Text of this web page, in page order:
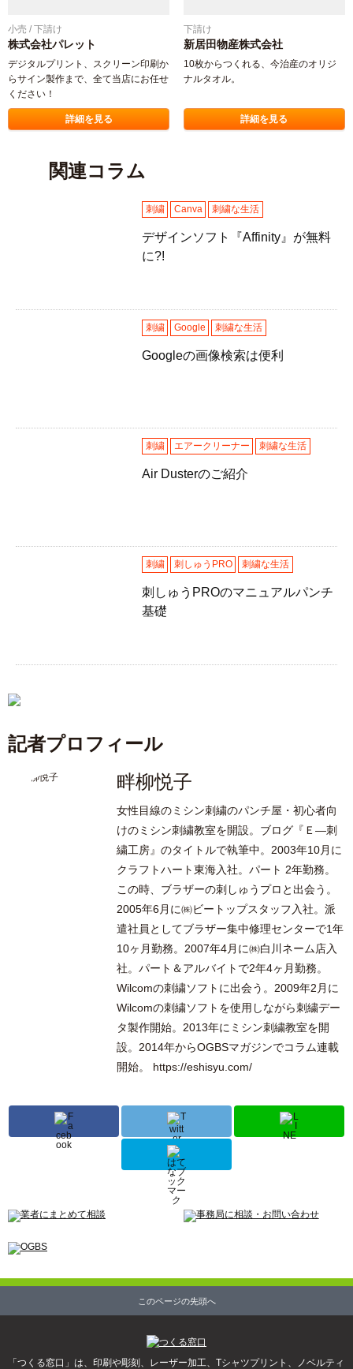
小売 / 下請け
株式会社パレット
デジタルプリント、スクリーン印刷か
らサイン製作まで、全て当店にお任せ
ください！
詳細を見る
下請け
新居田物産株式会社
10枚からつくれる、今治産のオリジ
ナルタオル。
詳細を見る
関連コラム
刺繍 Canva 刺繍な生活
デザインソフト『Affinity』が無料
に?!
刺繍 Google 刺繍な生活
Googleの画像検索は便利
刺繍 エアークリーナー 刺繍な生活
Air Dusterのご紹介
刺繍 刺しゅうPRO 刺繍な生活
刺しゅうPROのマニュアルパンチ
基礎
記者プロフィール
畔柳悦子
女性目線のミシン刺繍のパンチ屋・初心者向
けのミシン刺繍教室を開設。ブログ『Ｅ―刺
繍工房』のタイトルで執筆中。2003年10月に
クラフトハート東海入社。パート 2年勤務。
この時、ブラザーの刺しゅうプロと出会う。
2005年6月に㈱ビートップスタッフ入社。派
遣社員としてブラザー集中修理センターで1年
10ヶ月勤務。2007年4月に㈱白川ネーム店入
社。パート＆アルバイトで2年4ヶ月勤務。
Wilcomの刺繍ソフトに出会う。2009年2月に
Wilcomの刺繍ソフトを使用しながら刺繍デー
タ製作開始。2013年にミシン刺繍教室を開
設。2014年からOGBSマガジンでコラム連載
開始。 https://eshisyu.com/
このページの先頭へ
「つくる窓口」は、印刷や彫刻、レーザー加工、Tシャツプリント、ノベルティ